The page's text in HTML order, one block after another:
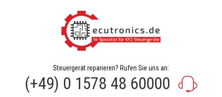
Steuergerät reparieren? Rufen Sie uns an:
(+49) 0 1578 48 60000